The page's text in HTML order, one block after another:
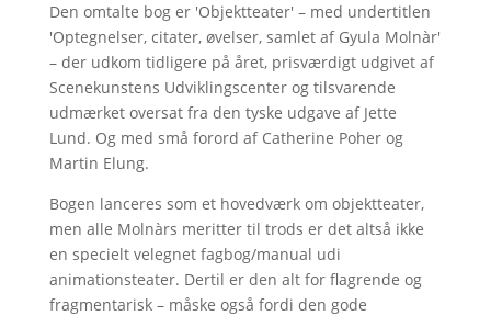
Den omtalte bog er 'Objektteater' – med undertitlen
'Optegnelser, citater, øvelser, samlet af Gyula Molnàr'
– der udkom tidligere på året, prisværdigt udgivet af
Scenekunstens Udviklingscenter og tilsvarende
udmærket oversat fra den tyske udgave af Jette
Lund. Og med små forord af Catherine Poher og
Martin Elung.
Bogen lanceres som et hovedværk om objektteater,
men alle Molnàrs meritter til trods er det altså ikke
en specielt velegnet fagbog/manual udi
animationsteater. Dertil er den alt for flagrende og
fragmentarisk – måske også fordi den gode